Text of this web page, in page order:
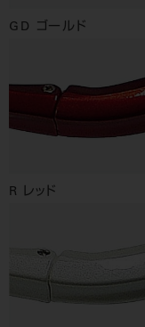
GD ゴールド
R レッド